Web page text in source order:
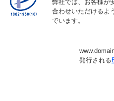
弊社では、お客様が
合わせいただけるよ
でいます。
発行される